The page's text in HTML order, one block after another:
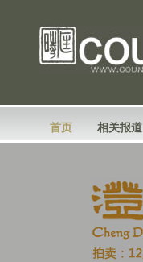
首页 相关报道